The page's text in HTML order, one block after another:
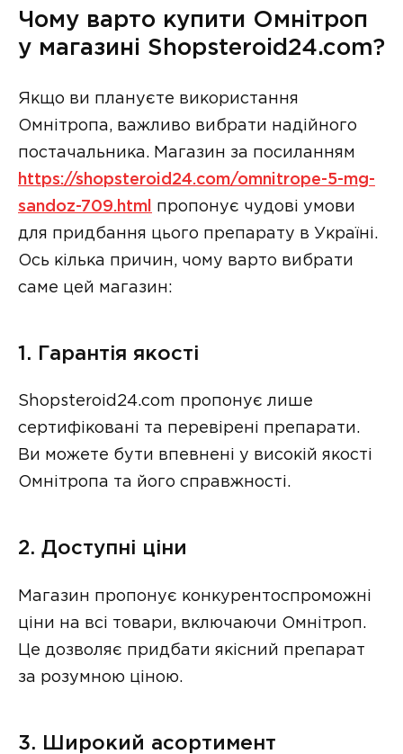
Чому варто купити Омнітроп
у магазині Shopsteroid24.com?
Якщо ви плануєте використання
Омнітропа, важливо вибрати надійного
постачальника. Магазин за посиланням
https://shopsteroid24.com/omnitrope-5-mg-
sandoz-709.html
пропонує чудові умови
для придбання цього препарату в Україні.
Ось кілька причин, чому варто вибрати
саме цей магазин:
1. Гарантія якості
Shopsteroid24.com пропонує лише
сертифіковані та перевірені препарати.
Ви можете бути впевнені у високій якості
Омнітропа та його справжності.
2. Доступні ціни
Магазин пропонує конкурентоспроможні
ціни на всі товари, включаючи Омнітроп.
Це дозволяє придбати якісний препарат
за розумною ціною.
3. Широкий асортимент